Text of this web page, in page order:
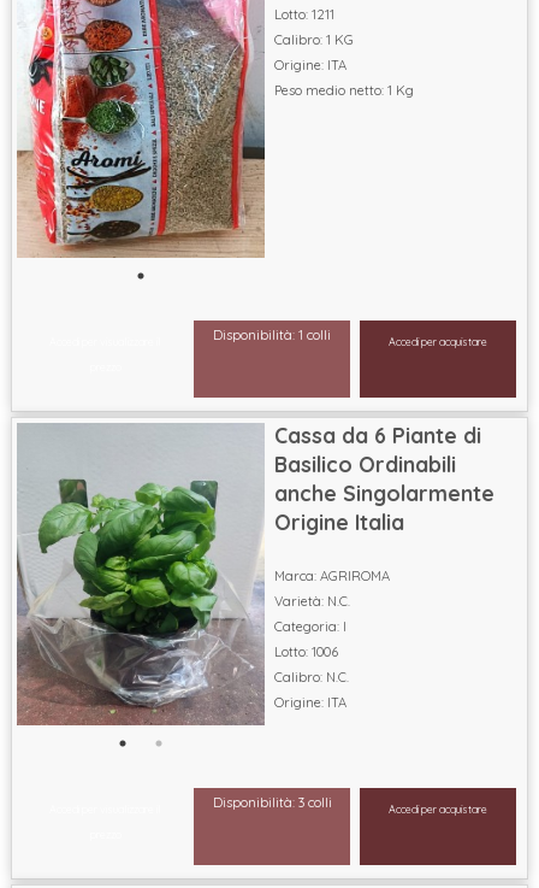
Lotto: 1211
Calibro: 1 KG
Origine: ITA
Peso medio netto: 1 Kg
Disponibilità: 1 colli Accedi per acquistare
Cassa da 6 Piante di
Basilico Ordinabili
anche Singolarmente
Origine Italia
Marca: AGRIROMA
Varietà: N.C.
Categoria: I
Lotto: 1006
Calibro: N.C.
Origine: ITA
Disponibilità: 3 colli Accedi per acquistare